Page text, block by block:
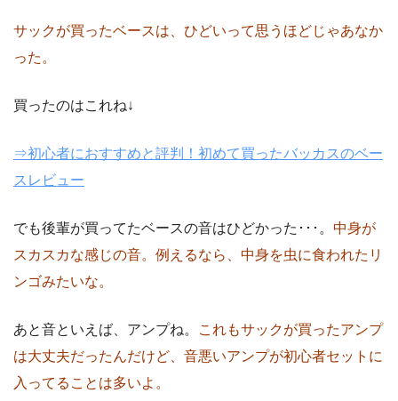
サックが買ったベースは、ひどいって思うほどじゃあなか
った。
買ったのはこれね↓
⇒初心者におすすめと評判！初めて買ったバッカスのベー
スレビュー
でも後輩が買ってたベースの音はひどかった･･･。 中身が
スカスカな感じの音。例えるなら、中身を虫に食われたリ
ンゴみたいな。
あと音といえば、アンプね。
これもサックが買ったアンプ
は大丈夫だったんだけど、音悪いアンプが初心者セットに
入ってることは多いよ。